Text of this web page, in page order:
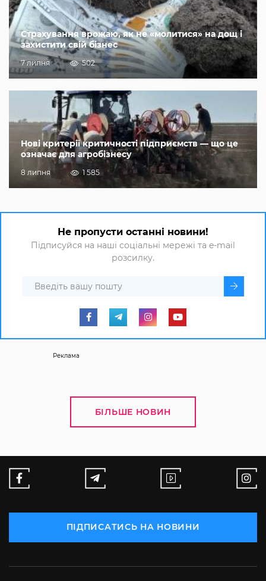
Страхування врожаю, як не «молитися» на дощ і
захистити свій бізнес
7 липня 502
Нові критерії критичності підприємств — що це
означає для агробізнесу
8 липня 1 585
Не пропусти останні новини!
Підписуйся на наші соціальні мережі та e-mail
розсилку.
Реклама
БІЛЬШЕ НОВИН
ПІДПИСАТИСЬ НА НОВИНИ